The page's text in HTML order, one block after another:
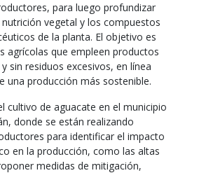
para luego profundizar
vegetal y los compuestos
de la planta. El objetivo es
agrícolas que empleen productos
sin residuos excesivos, en línea
una producción más sostenible.
cultivo de aguacate en el municipio
donde se están realizando
para identificar el impacto
en la producción, como las altas
medidas de mitigación,